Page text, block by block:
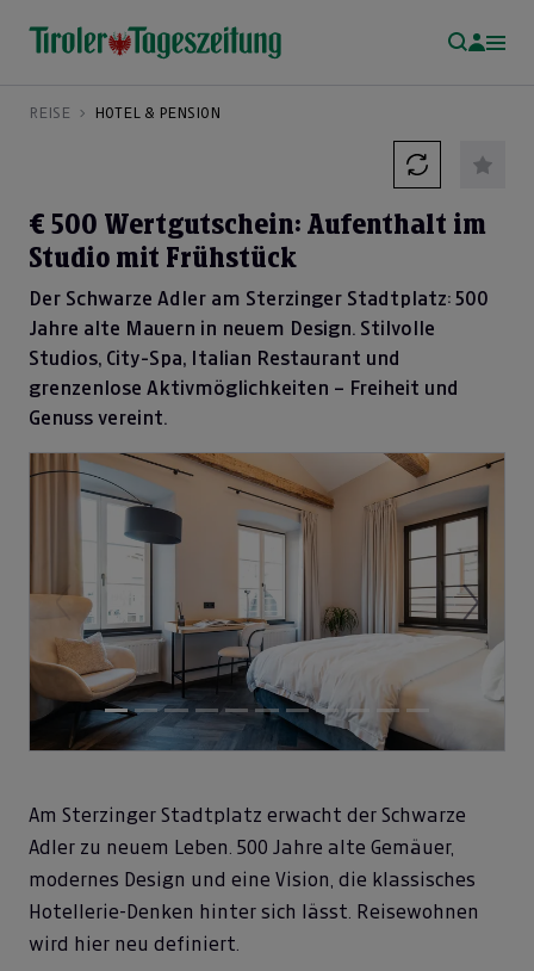
REISE HOTEL & PENSION
€ 500 Wertgutschein: Aufenthalt im
Studio mit Frühstück
Der Schwarze Adler am Sterzinger Stadtplatz: 500
Jahre alte Mauern in neuem Design. Stilvolle
Studios, City-Spa, Italian Restaurant und
grenzenlose Aktivmöglichkeiten – Freiheit und
Genuss vereint.
Previous Next
Am Sterzinger Stadtplatz erwacht der Schwarze
Adler zu neuem Leben. 500 Jahre alte Gemäuer,
modernes Design und eine Vision, die klassisches
Hotellerie-Denken hinter sich lässt. Reisewohnen
wird hier neu definiert.